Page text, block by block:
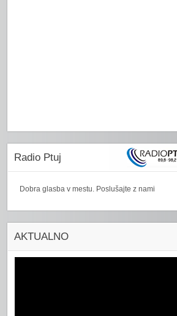
Radio Ptuj
Dobra glasba v mestu. Poslušajte z nami
AKTUALNO